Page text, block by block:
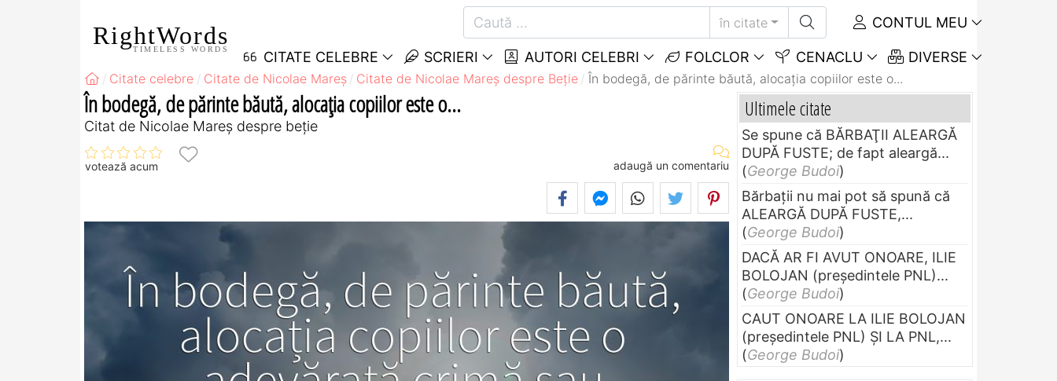
RightWords
TIMELESS WORDS
în citate CONTUL MEU
CITATE CELEBRE SCRIERI AUTORI CELEBRI FOLCLOR CENACLU DIVERSE
Citate celebre Citate de Nicolae Mareș Citate de Nicolae Mareș despre Beție În bodegă, de părinte băută, alocația copiilor este o...
În bodegă, de părinte băută, alocația copiilor este o...
Citat de Nicolae Mareș despre beție
votează acum adaugă un comentariu
Ultimele citate
Se spune că BĂRBAŢII ALEARGĂ
DUPĂ FUSTE; de fapt aleargă...
(George Budoi)
Bărbaţii nu mai pot să spună că
ALEARGĂ DUPĂ FUSTE,...
(George Budoi)
DACĂ AR FI AVUT ONOARE, ILIE
BOLOJAN (preşedintele PNL)...
(George Budoi)
CAUT ONOARE LA ILIE BOLOJAN
(preşedintele PNL) ŞI LA PNL,...
(George Budoi)